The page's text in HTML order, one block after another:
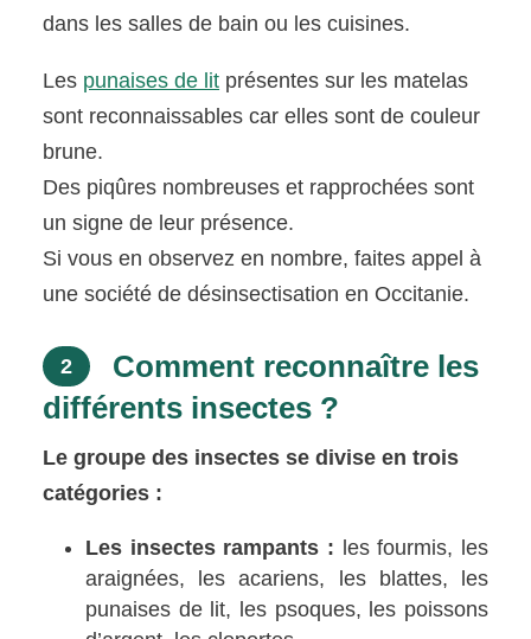
dans les salles de bain ou les cuisines.
Les punaises de lit présentes sur les matelas
sont reconnaissables car elles sont de couleur
brune.
Des piqûres nombreuses et rapprochées sont
un signe de leur présence.
Si vous en observez en nombre, faites appel à
une société de désinsectisation en Occitanie.
2
Comment reconnaître les
différents insectes ?
Le groupe des insectes se divise en trois
catégories :
Les insectes rampants : les fourmis, les
araignées, les acariens, les blattes, les
punaises de lit, les psoques, les poissons